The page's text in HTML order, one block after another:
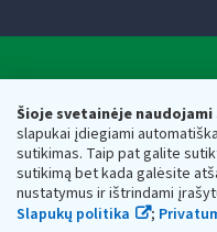
Šioje svetainėje
slapukai įdiegiami
sutikimas. Taip pat galite
sutikimą bet kada galėsite
nustatymus ir ištrindami
Slapukų politika
;
Respublikos finansų
Biudžetinė įstaiga. Juridinio
adresas: Vasario 16-osios g.
vmi@vmi.lt, E. pristatymo
Duomenys apie Valstybinę
Respublikos finansų